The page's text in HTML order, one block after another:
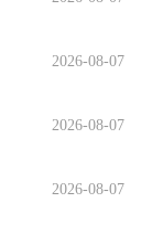
2026-08-07
2026-08-07
2026-08-07